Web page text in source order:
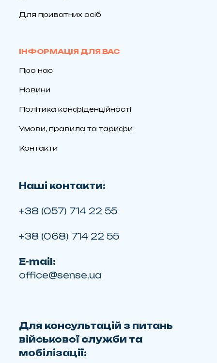
Для приватних осіб
ІНФОРМАЦІЯ ДЛЯ ВАС
Про нас
Новини
Політика конфіденційності
Умови, правила та тарифи
Контакти
Наші контакти:
+38 (057) 714 22 55
+38 (068) 714 22 55
E-mail:
office@sense.ua
Для консультацій з питань
військової служби та
мобілізації: